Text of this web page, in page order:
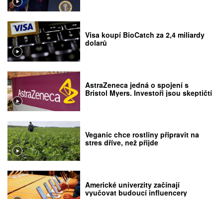
Visa koupí BioCatch za 2,4 miliardy
dolarů
AstraZeneca jedná o spojení s
Bristol Myers. Investoři jsou skeptičtí
Veganic chce rostliny připravit na
stres dříve, než přijde
Americké univerzity začínají
vyučovat budoucí influencery